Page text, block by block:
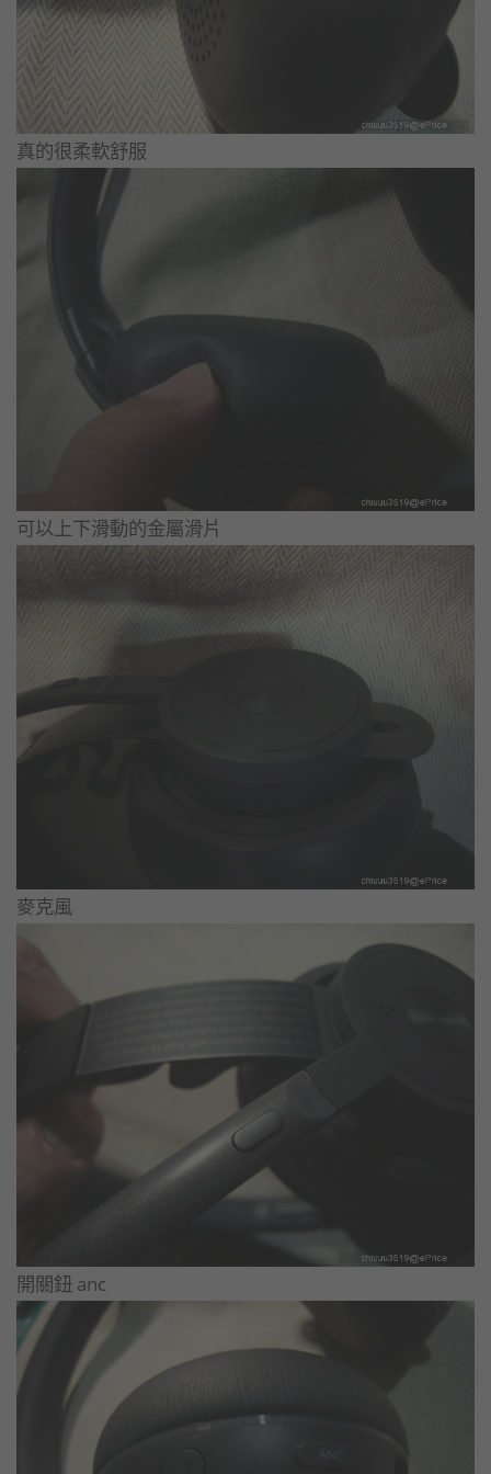
真的很柔軟舒服
可以上下滑動的金屬滑片
麥克風
開關鈕 anc